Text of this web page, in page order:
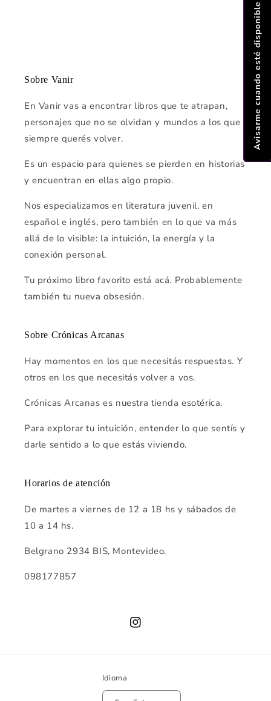
Sobre Vanir
En Vanir vas a encontrar libros que te atrapan,
personajes que no se olvidan y mundos a los que
siempre querés volver.
Es un espacio para quienes se pierden en historias
y encuentran en ellas algo propio.
Nos especializamos en literatura juvenil, en
español e inglés, pero también en lo que va más
allá de lo visible: la intuición, la energía y la
conexión personal.
Tu próximo libro favorito está acá. Probablemente
también tu nueva obsesión.
Sobre Crónicas Arcanas
Hay momentos en los que necesitás respuestas. Y
otros en los que necesitás volver a vos.
Crónicas Arcanas es nuestra tienda esotérica.
Para explorar tu intuición, entender lo que sentís y
darle sentido a lo que estás viviendo.
Horarios de atención
De martes a viernes de 12 a 18 hs y sábados de
10 a 14 hs.
Belgrano 2934 BIS, Montevideo.
098177857
Instagram
Idioma
Avisarme cuando esté disponible